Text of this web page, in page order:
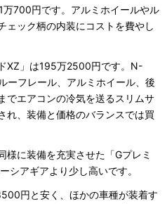
700円です。アルミホイールやル
ェック柄の内装にコストを費やし
XZ」は195万2500円です。N-
ーフレール、アルミホイール、後
でエアコンの冷気を送るスリムサ
れ、装備と価格のバランスでは買
に装備を充実させた「Gプレミ
シアギアより少し高いです。
円と安く、ほかの車種が装着す